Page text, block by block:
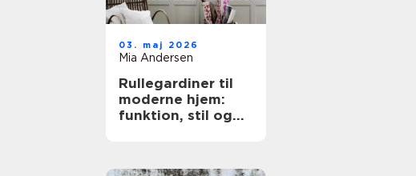
03. maj 2026
Mia Andersen
Rullegardiner til
moderne hjem:
funktion, stil og